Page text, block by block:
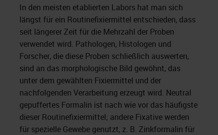
In den meisten etablierten Labors hat man sich
längst für ein Routinefixiermittel entschieden, dass
seit längerer Zeit für die Mehrzahl der Proben
verwendet wird. Pathologen, Histologen und
Forscher, die diese Proben schließlich auswerten,
sind an das morphologische Bild gewöhnt, das
unter dem gewählten Fixiermittel und der
nachfolgenden Verarbeitung erzeugt wird. Neutral
gepuffertes Formalin ist nach wie vor das häufigste
dieser Routinefixiermittel; andere Fixative werden
für spezielle Gewebe genutzt, z. B. Zinkformalin für